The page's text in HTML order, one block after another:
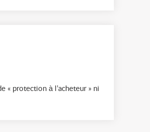
« protection à l’acheteur » ni